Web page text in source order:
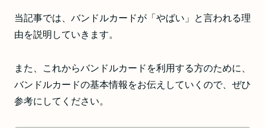
当記事では、バンドルカードが「やばい」と言われる理
由を説明していきます。
また、これからバンドルカードを利用する方のために、
バンドルカードの基本情報をお伝えしていくので、ぜひ
参考にしてください。